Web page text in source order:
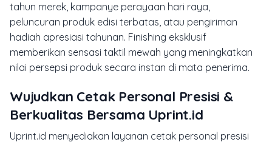
tahun merek, kampanye perayaan hari raya,
peluncuran produk edisi terbatas, atau pengiriman
hadiah apresiasi tahunan. Finishing eksklusif
memberikan sensasi taktil mewah yang meningkatkan
nilai persepsi produk secara instan di mata penerima.
Wujudkan Cetak Personal Presisi &
Berkualitas Bersama Uprint.id
Uprint.id menyediakan layanan cetak personal presisi